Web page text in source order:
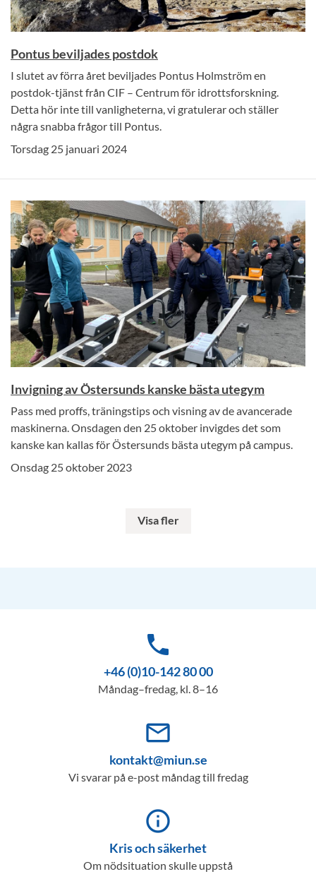
Pontus beviljades postdok
I slutet av förra året beviljades Pontus Holmström en
postdok-tjänst från CIF – Centrum för idrottsforskning.
Detta hör inte till vanligheterna, vi gratulerar och ställer
några snabba frågor till Pontus.
Torsdag 25 januari 2024
Invigning av Östersunds kanske bästa utegym
Pass med proffs, träningstips och visning av de avancerade
maskinerna. Onsdagen den 25 oktober invigdes det som
kanske kan kallas för Östersunds bästa utegym på campus.
Onsdag 25 oktober 2023
Visa fler
phone
+46 (0)10-142 80 00
Måndag–fredag, kl. 8–16
mail_outline
kontakt@miun.se
Vi svarar på e-post måndag till fredag
info_outline
Kris och säkerhet
Om nödsituation skulle uppstå